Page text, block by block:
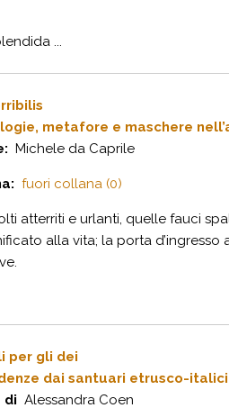
...
metafore e maschere
Michele da Caprile
fuori collana (0)
atterriti e urlanti, quelle fauci
alla vita; la porta
per gli dei
dai santuari etrusco-italici
di Alessandra Coen